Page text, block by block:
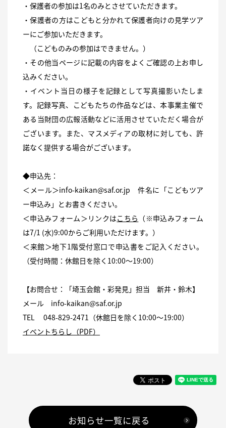
・保護者の参加は1名のみとさせていただきます。
・保護者の方はこどもと分かれて保護者向けの見学ツア
ーにご参加いただきます。
（こどものみの参加はできません。）
・その他当ページに記載の内容をよくご確認の上お申し
込みください。
・イベント当日の様子を記録として写真撮影いたしま
す。記録写真、こどもたちの作品などは、本事業主催で
ある当財団の広報活動などに活用させていただく場合が
ございます。また、マスメディアの取材に対しても、許
諾なく提供する場合がございます。
◆申込先：
＜メール＞info-kaikan@saf.or.jp 件名に「こどもツア
ー申込み」とお書きください。
＜申込みフォーム＞リンクはこちら （※申込みフォーム
は7/1 (水)9:00からご利用いただけます。）
＜来館＞地下1階受付窓口で申込書をご記入ください。
（受付時間：休館日を除く10:00～19:00）
【お問合せ：「埼玉会館・彩発見」担当 新井・鈴木】
メール info-kaikan@saf.or.jp
TEL 048-829-2471（休館日を除く10:00～19:00）
イベントちらし（PDF）
お知らせ一覧に戻る